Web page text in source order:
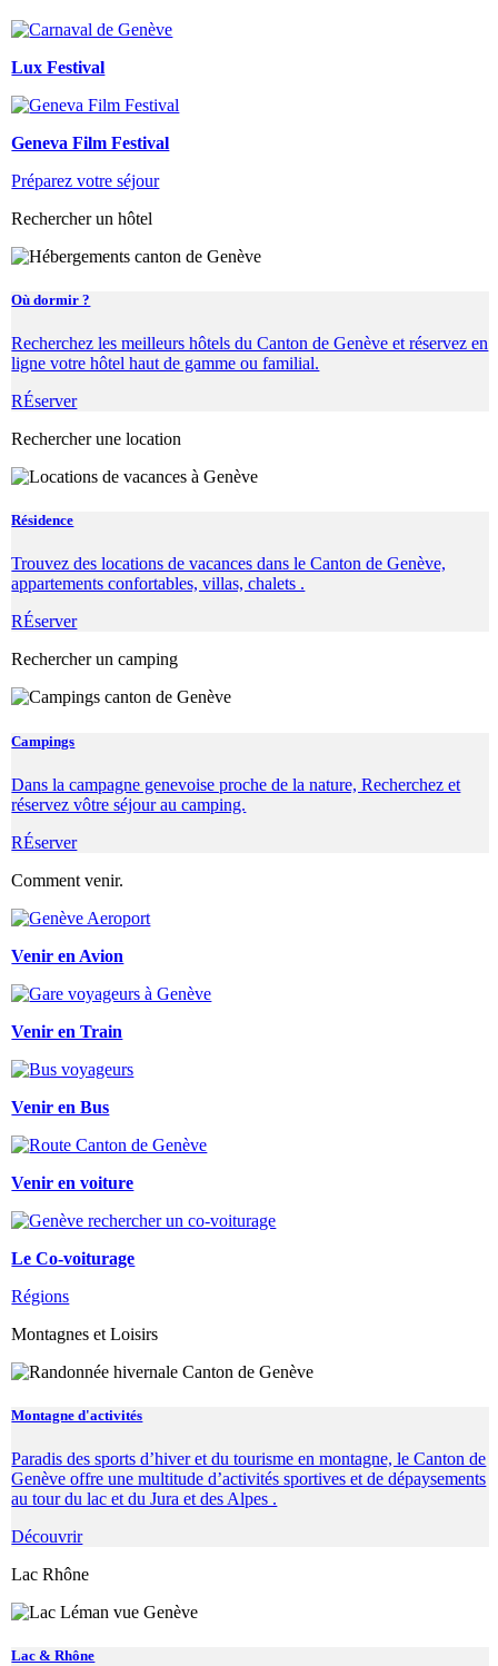
Lux Festival
Geneva Film Festival
Préparez votre séjour
Rechercher un hôtel
Où dormir ?
Recherchez les meilleurs hôtels du Canton de Genève et réservez en
ligne votre hôtel haut de gamme ou familial.
RÉserver
Rechercher une location
Résidence
Trouvez des locations de vacances dans le Canton de Genève,
appartements confortables, villas, chalets .
RÉserver
Rechercher un camping
Campings
Dans la campagne genevoise proche de la nature, Recherchez et
réservez vôtre séjour au camping.
RÉserver
Comment venir.
Venir en Avion
Venir en Train
Venir en Bus
Venir en voiture
Le Co-voiturage
Régions
Montagnes et Loisirs
Montagne d'activités
Paradis des sports d’hiver et du tourisme en montagne, le Canton de
Genève offre une multitude d’activités sportives et de dépaysements
au tour du lac et du Jura et des Alpes .
Découvrir
Lac Rhône
Lac & Rhône